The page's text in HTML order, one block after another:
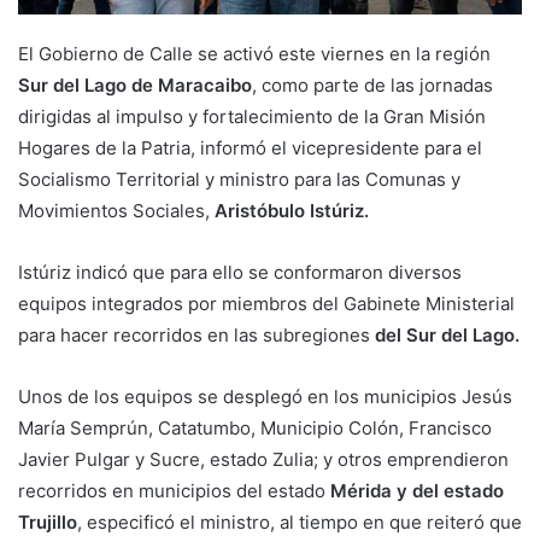
El Gobierno de Calle se activó este viernes en la región
Sur del Lago de Maracaibo, como parte de las jornadas
dirigidas al impulso y fortalecimiento de la Gran Misión
Hogares de la Patria, informó el vicepresidente para el
Socialismo Territorial y ministro para las Comunas y
Movimientos Sociales, Aristóbulo Istúriz.
Istúriz indicó que para ello se conformaron diversos
equipos integrados por miembros del Gabinete Ministerial
para hacer recorridos en las subregiones del Sur del Lago.
Unos de los equipos se desplegó en los municipios Jesús
María Semprún, Catatumbo, Municipio Colón, Francisco
Javier Pulgar y Sucre, estado Zulia; y otros emprendieron
recorridos en municipios del estado Mérida y del estado
Trujillo, especificó el ministro, al tiempo en que reiteró que